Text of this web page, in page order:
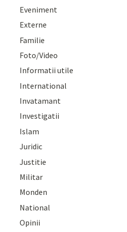
Eveniment
Externe
Familie
Foto/Video
Informatii utile
International
Invatamant
Investigatii
Islam
Juridic
Justitie
Militar
Monden
National
Opinii